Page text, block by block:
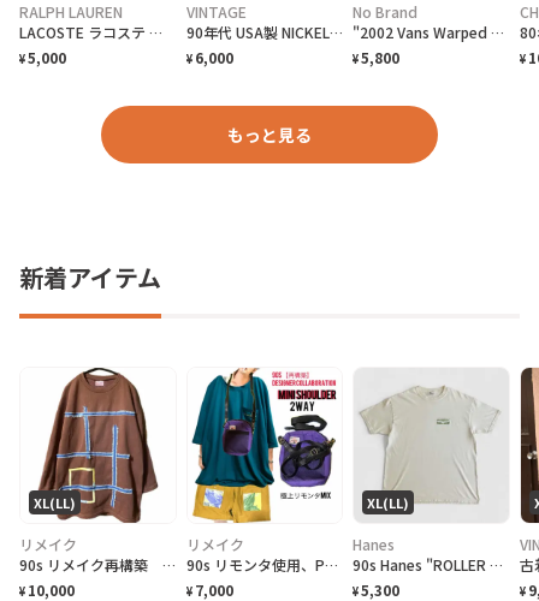
RALPH LAUREN
LACOSTE ラコステ 半袖ポロシャツ 無地 メンズM相当 古着 CLASSIC FIT ワンポイントロゴ刺繍 青色 ディープブルー
¥5,000
VINTAGE
90年代 USA製 NICKELODEO KID'S CHOICE AWARDS リンガーTシャツ メンズM 古着 1997 90s VINTAGE ヴィンテージ ニコロデオン キッズチョイスアワード バックプリント 裾シングルステッチ 白色
¥ 6,000
No Brand
"2002 Vans Warped Tour" T-Shirt バンズ ワープドツアーTシャツ [M]
¥5,800 ¥
もっと見る
新着アイテム
XL(LL)
リメイク
90s リメイク再構築 ゆるだぼ リストスリーブ ギャラクシーアートスウェット
¥ 10,000
リメイク
90s リモンタ使用、PUフェードベルト、化繊テックコードベルトミニショルダー
¥ 7,000
XL(LL)
Hanes
90s Hanes "ROLLER FROG LIFEFORMS International" T-Shirt ライフフォームズ ローラーフロッグ Tシャツ [XL]
¥5,300 ¥